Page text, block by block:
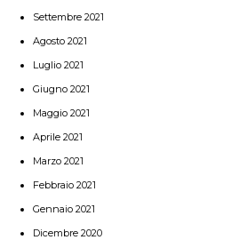
Settembre 2021
Agosto 2021
Luglio 2021
Giugno 2021
Maggio 2021
Aprile 2021
Marzo 2021
Febbraio 2021
Gennaio 2021
Dicembre 2020